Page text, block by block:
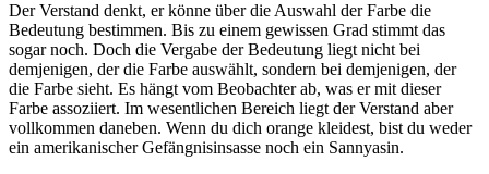
Der Verstand denkt, er könne über die Auswahl der Farbe die
Bedeutung bestimmen. Bis zu einem gewissen Grad stimmt das
sogar noch. Doch die Vergabe der Bedeutung liegt nicht bei
demjenigen, der die Farbe auswählt, sondern bei demjenigen, der
die Farbe sieht. Es hängt vom Beobachter ab, was er mit dieser
Farbe assoziiert. Im wesentlichen Bereich liegt der Verstand aber
vollkommen daneben. Wenn du dich orange kleidest, bist du weder
ein amerikanischer Gefängnisinsasse noch ein Sannyasin.